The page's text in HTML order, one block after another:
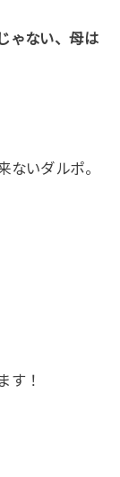
ゃない、母は
ないダルポ。
ます！